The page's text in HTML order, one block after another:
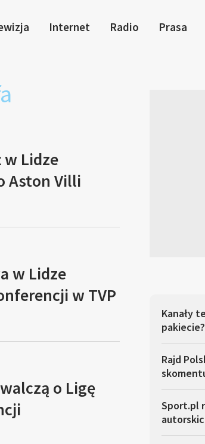
Internet Radio Prasa
w Lidze
Aston Villi
w Lidze
w TVP
o Ligę
Kanały
pakiecie?
Rajd
Sport.pl